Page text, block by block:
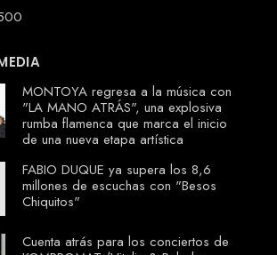
MONTOYA regresa a la música con
"LA MANO ATRÁS", una explosiva
rumba flamenca que marca el inicio
de una nueva etapa artística
FABIO DUQUE ya supera los 8,6
millones de escuchas con "Besos
Chiquitos"
Cuenta atrás para los conciertos de